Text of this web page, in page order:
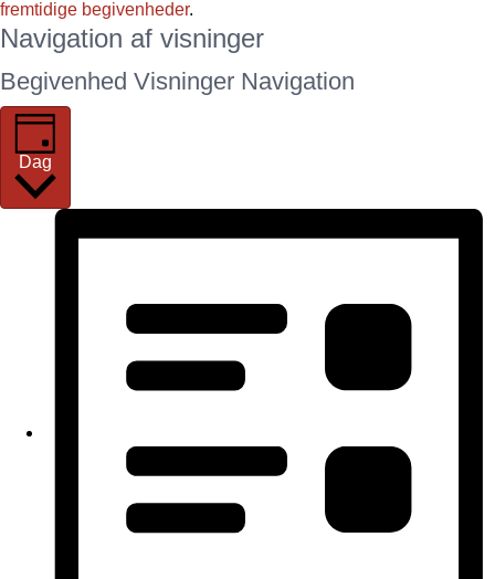
fremtidige begivenheder.
Navigation af visninger
Begivenhed Visninger Navigation
Dag